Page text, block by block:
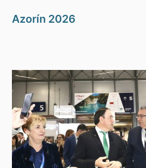
Azorín 2026